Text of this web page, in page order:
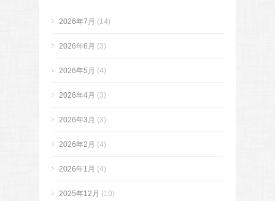
2026年7月 (14)
2026年6月 (3)
2026年5月 (4)
2026年4月 (3)
2026年3月 (3)
2026年2月 (4)
2026年1月 (4)
2025年12月 (10)